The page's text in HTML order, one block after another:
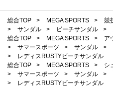
総合TOP > MEGA SPORTS > 競
>
サンダル > ビーチサンダル >
総合TOP
> MEGA SPORTS >
ア
>
サマースポーツ > サンダル >
>
レディスRUSTYビーチサンダル
総合TOP
> MEGA SPORTS >
シ
>
サマースポーツ > サンダル >
>
レディスRUSTYビーチサンダル